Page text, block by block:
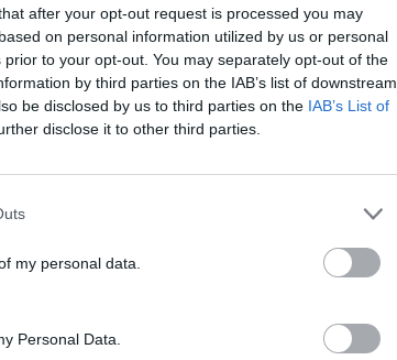
after your opt-out request is processed you may
on personal information utilized by us or personal
to your opt-out. You may separately opt-out of the
by third parties on the IAB’s list of downstream
be disclosed by us to third parties on the IAB’s List of
disclose it to other third parties.
my personal data.
Personal Data.